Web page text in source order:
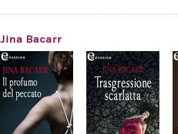
Jina Bacarr